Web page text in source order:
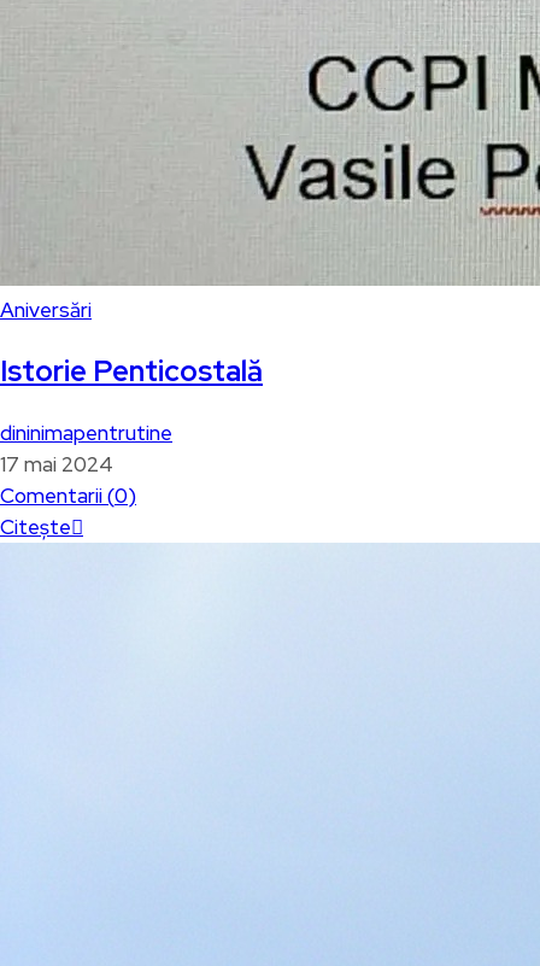
Aniversări
Istorie Penticostală
dininimapentrutine
17 mai 2024
Comentarii (0)
Citește